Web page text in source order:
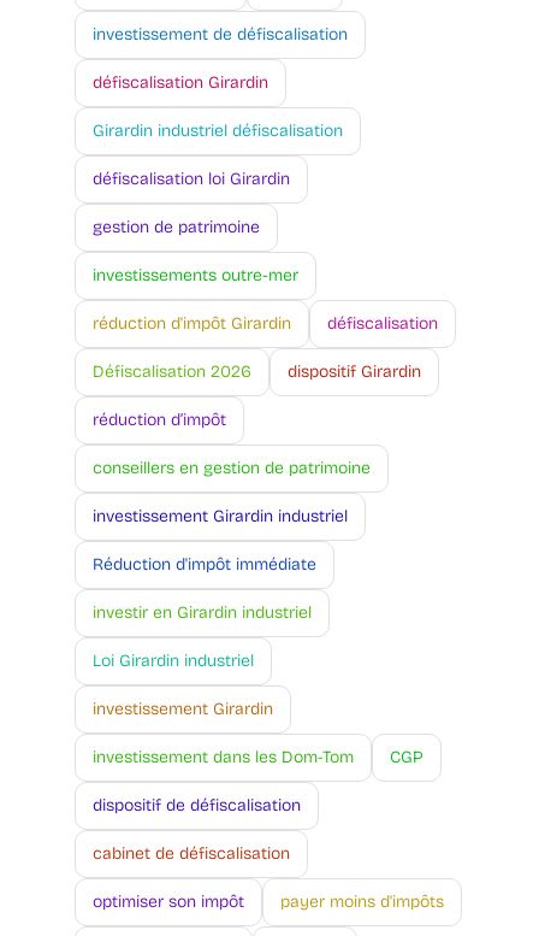
investissement de défiscalisation
défiscalisation Girardin
Girardin industriel défiscalisation
défiscalisation loi Girardin
gestion de patrimoine
investissements outre-mer
réduction d'impôt Girardin défiscalisation
Défiscalisation 2026 dispositif Girardin
réduction d’impôt
conseillers en gestion de patrimoine
investissement Girardin industriel
Réduction d'impôt immédiate
investir en Girardin industriel
Loi Girardin industriel
investissement Girardin
investissement dans les Dom-Tom CGP
dispositif de défiscalisation
cabinet de défiscalisation
optimiser son impôt payer moins d'impôts